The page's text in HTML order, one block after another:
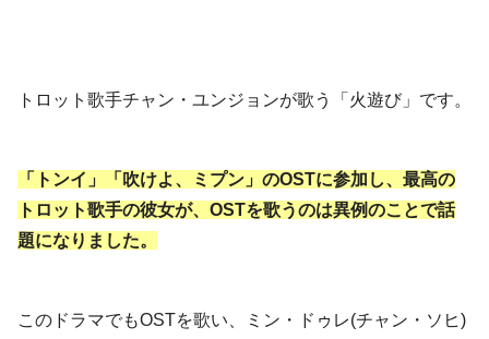
トロット歌手チャン・ユンジョンが歌う「火遊び」です。
「トンイ」「吹けよ、ミプン」のOSTに参加し、最高の
トロット歌手の彼女が、OSTを歌うのは異例のことで話
題になりました。
このドラマでもOSTを歌い、ミン・ドゥレ(チャン・ソヒ)